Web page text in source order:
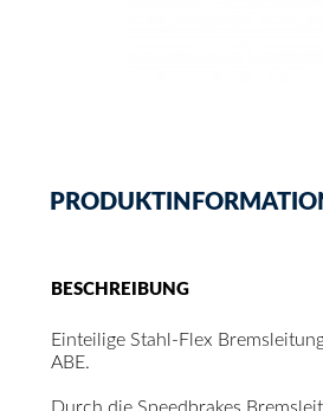
BESCHREIBUNG
Einteilige Stahl-Flex
ABE.
Durch die Speedbrakes